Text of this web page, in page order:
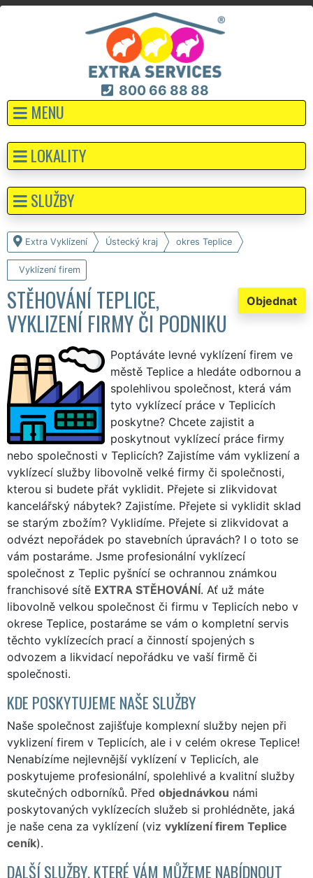
800 66 88 88
MENU
Extra Vyklízení Ústecký kraj okres Teplice
Vyklízení firem
Objednat
STĚHOVÁNÍ TEPLICE,
VYKLIZENÍ FIRMY ČI PODNIKU
Poptáváte levné vyklízení firem ve
městě Teplice a hledáte odbornou a
spolehlivou společnost, která vám
tyto vyklízecí práce v Teplicích
poskytne? Chcete zajistit a
poskytnout vyklízecí práce firmy
nebo společnosti v Teplicích? Zajistíme vám vyklizení a
vyklízecí služby libovolně velké firmy či společnosti,
kterou si budete přát vyklidit. Přejete si zlikvidovat
kancelářský nábytek? Zajistíme. Přejete si vyklidit sklad
se starým zbožím? Vyklidíme. Přejete si zlikvidovat a
odvézt nepořádek po stavebních úpravách? I o toto se
vám postaráme. Jsme profesionální vyklízecí
společnost z Teplic pyšnící se ochrannou známkou
franchisové sítě EXTRA STĚHOVÁNÍ. Ať už máte
libovolně velkou společnost či firmu v Teplicích nebo v
okrese Teplice, postaráme se vám o kompletní servis
těchto vyklízecích prací a činností spojených s
odvozem a likvidací nepořádku ve vaší firmě či
společnosti.
KDE POSKYTUJEME NAŠE SLUŽBY
Naše společnost zajišťuje komplexní služby nejen při
vyklizení firem v Teplicích, ale i v celém okrese Teplice!
Nenabízíme nejlevnější vyklízení v Teplicích, ale
poskytujeme profesionální, spolehlivé a kvalitní služby
skutečných odborníků. Před objednávkou námi
poskytovaných vyklízecích služeb si prohlédněte, jaká
je naše cena za vyklízení (viz vyklízení firem Teplice
ceník).
DALŠÍ SLUŽBY, KTERÉ VÁM MŮŽEME NABÍDNOUT
LOKALITY
SLUŽBY